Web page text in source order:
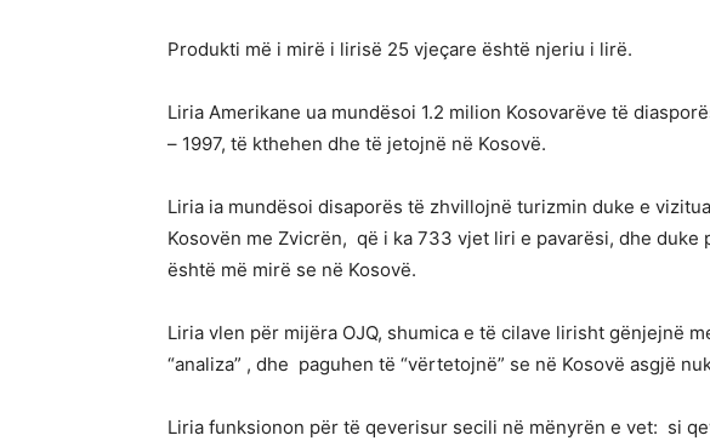
Produkti më i mirë i lirisë 25 vjeçare është njeriu i lirë.
Liria Amerikane ua mundësoi 1.2 milion Kosovarëve të
– 1997, të kthehen dhe të jetojnë në Kosovë.
Liria ia mundësoi disaporës të zhvillojnë turizmin duke e
Kosovën me Zvicrën, që i ka 733 vjet liri e pavarësi, dhe duke
është më mirë se në Kosovë.
Liria vlen për mijëra OJQ, shumica e të cilave lirisht gënjejnë me
“analiza” , dhe paguhen të “vërtetojnë” se në Kosovë asgjë
Liria funksionon për të qeverisur secili në mënyrën e vet: si